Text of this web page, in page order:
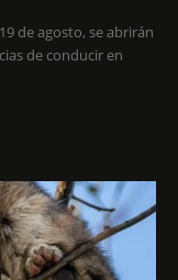
de agosto, se abrirán
de conducir en